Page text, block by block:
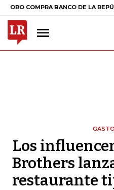
BANCO DE LA REPÚBLICA
Los
Brothers
restaurante